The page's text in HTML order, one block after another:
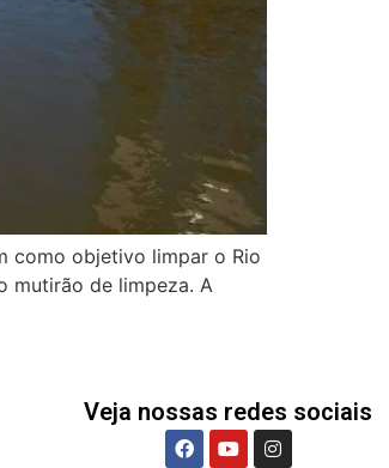
como objetivo limpar o Rio
mutirão de limpeza. A
Veja nossas redes sociais